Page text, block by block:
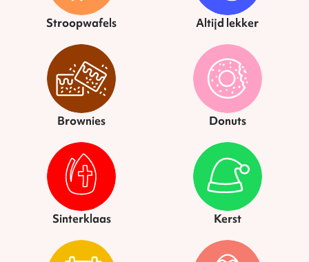
Stroopwafels Altijd lekker
Brownies Donuts
Sinterklaas Kerst